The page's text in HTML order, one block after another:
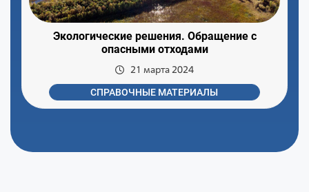
Экологические решения. Обращение с
опасными отходами
21 марта 2024
СПРАВОЧНЫЕ МАТЕРИАЛЫ